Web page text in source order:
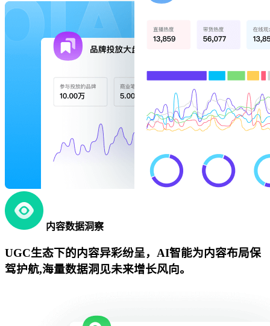
内容数据洞察
UGC生态下的内容异彩纷呈，AI智能为内容布局保
驾护航,海量数据洞见未来增长风向。